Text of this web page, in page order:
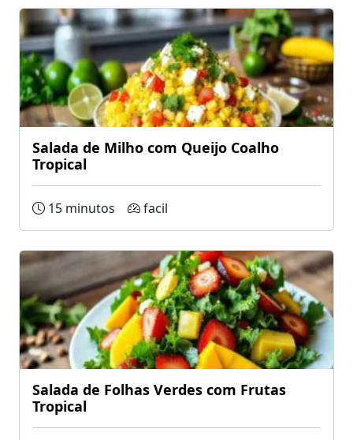
Salada de Milho com Queijo Coalho
Tropical
15 minutos facil
Salada de Folhas Verdes com Frutas
Tropical